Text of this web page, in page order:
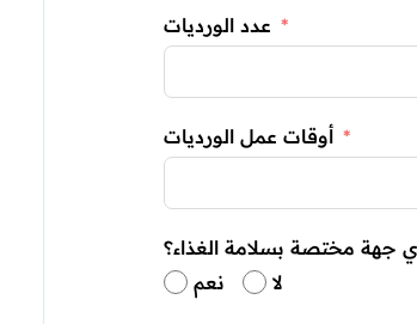
عدد الورديات
أوقات عمل الورديات
نعم
لا